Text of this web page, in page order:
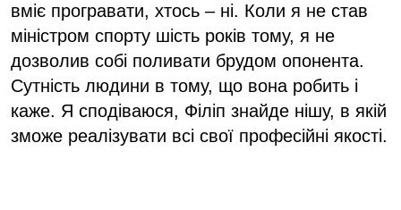
вміє програвати, хтось – ні. Коли я не став
міністром спорту шість років тому, я не
дозволив собі поливати брудом опонента.
Сутність людини в тому, що вона робить і
каже. Я сподіваюся, Філіп знайде нішу, в якій
зможе реалізувати всі свої професійні якості.